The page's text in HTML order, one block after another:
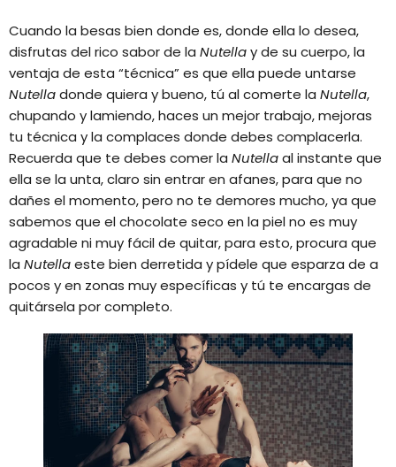
Cuando la besas bien donde es, donde ella lo desea,
disfrutas del rico sabor de la Nutellay de su cuerpo, la
ventaja de esta “técnica” es que ella puede untarse
Nutelladonde quiera y bueno, tú al comerte la Nutella,
chupando y lamiendo, haces un mejor trabajo, mejoras
tu técnica y la complaces donde debes complacerla.
Recuerda que te debes comer la Nutellaal instante que
ella se la unta, claro sin entrar en afanes, para que no
dañes el momento, pero no te demores mucho, ya que
sabemos que el chocolate seco en la piel no es muy
agradable ni muy fácil de quitar, para esto, procura que
la Nutellaeste bien derretida y pídele que esparza de a
pocos y en zonas muy específicas y tú te encargas de
quitársela por completo.